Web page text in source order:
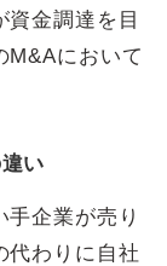
資金調達を目
M&Aにおいて
い
手企業が売り
代わりに自社